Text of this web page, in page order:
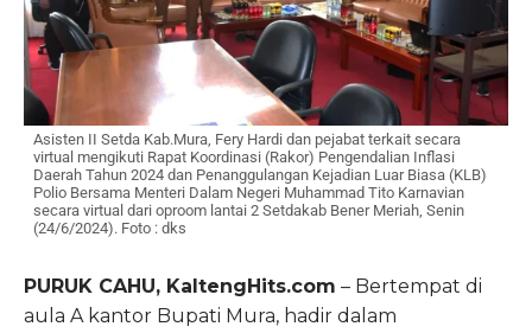
Asisten II Setda Kab.Mura, Fery Hardi dan pejabat terkait secara
virtual mengikuti Rapat Koordinasi (Rakor) Pengendalian Inflasi
Daerah Tahun 2024 dan Penanggulangan Kejadian Luar Biasa (KLB)
Polio Bersama Menteri Dalam Negeri Muhammad Tito Karnavian
secara virtual dari oproom lantai 2 Setdakab Bener Meriah, Senin
(24/6/2024). Foto : dks
PURUK CAHU, KaltengHits.com – Bertempat di
aula A kantor Bupati Mura, hadir dalam